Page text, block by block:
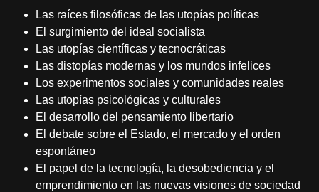
Las raíces filosóficas de las utopías políticas
El surgimiento del ideal socialista
Las utopías científicas y tecnocráticas
Las distopías modernas y los mundos infelices
Los experimentos sociales y comunidades reales
Las utopías psicológicas y culturales
El desarrollo del pensamiento libertario
El debate sobre el Estado, el mercado y el orden
espontáneo
El papel de la tecnología, la desobediencia y el
emprendimiento en las nuevas visiones de sociedad